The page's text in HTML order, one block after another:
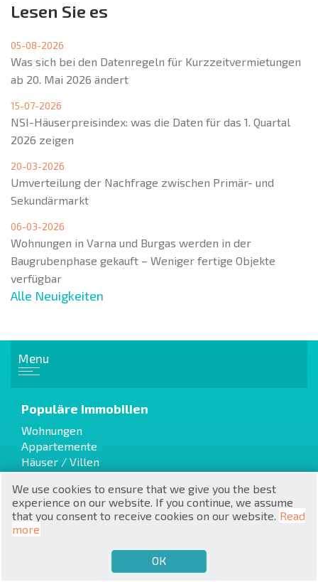
$
₽
₴
zł BG
Lesen Sie es
05-08-2026
Was sich bei den Datenregeln für Kurzzeitvermietungen
ab 20. Mai 2026 ändert
15-07-2026
NSI-Häuserpreisindex: was die Daten für das 1. Quartal
2026 zeigen
20-03-2026
Umverteilung der Nachfrage zwischen Primär- und
Sekundärmarkt
06-03-2026
Wohnungen in Varna und Burgas werden in der
Baugrubenphase gekauft – Weniger fertige Objekte
verfügbar
Alle Neuigkeiten
Menu
Populäre Immobilien
Wohnungen
Appartemente
Häuser / Villen
Cottages / Townhouses
Altbau
We use cookies to ensure that we give you the best
experience on our website. If you continue, we assume
that you consent to receive cookies on our website. Read
more
ОК